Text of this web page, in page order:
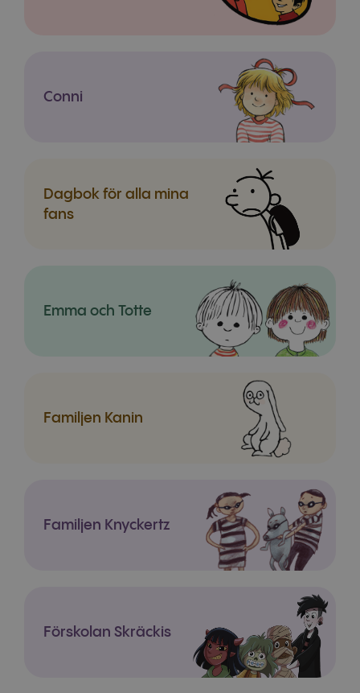
Conni
Dagbok för alla mina
fans
Emma och Totte
Familjen Kanin
Familjen Knyckertz
Förskolan Skräckis